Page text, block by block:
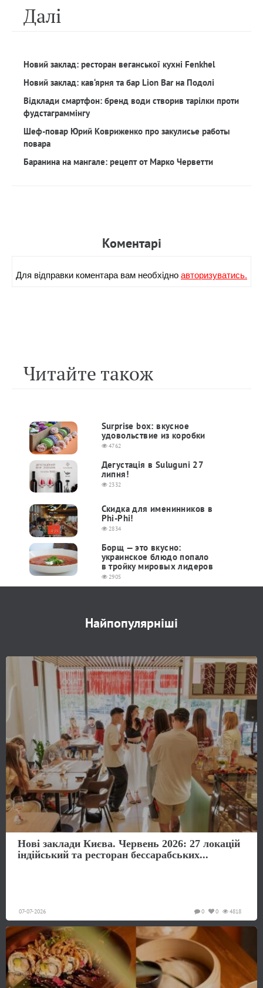
Далi
Новий заклад: ресторан веганської кухні Fenkhel
Новий заклад: кав‘ярня та бар Lion Bar на Подолі
Відклади смартфон: бренд води створив тарілки проти
фудстаграммінгу
Шеф-повар Юрий Ковриженко про закулисье работы
повара
Баранина на мангале: рецепт от Марко Черветти
Коментарi
Для вiдправки коментара вам необхiдноавторизуватись.
Читайте також
Surprise box: вкусное
удовольствие из коробки
4762
Дегустація в Suluguni 27
липня!
2332
Скидка для именинников в
Phi-Phi!
2834
Борщ — это вкусно:
украинское блюдо попало
в тройку мировых лидеров
2905
Найпопулярніші
Нові заклади Києва. Червень 2026: 27 локацій
індійський та ресторан бессарабських...
07-07-2026 4818
0
0